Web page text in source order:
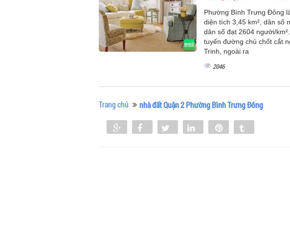
Phường Bình Trưng Đông
diện tích 3,45 km², dân số
dân số đạt 2604 người/
tuyến đường chủ chốt cắt
Trinh, ngoài ra
2046
Trang chủ nhà đất Quận 2 Phường Bình Trưng Đông
Share Share Tweet Share